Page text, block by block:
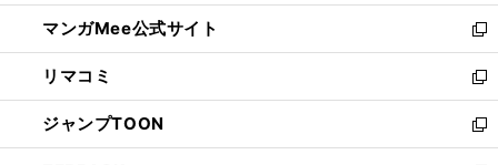
開
く
ン
ド
ウ
で
開
く
ウ
ィ
ン
ド
ウ
で
開
し
い
ウ
ィ
ン
ド
ウ
マンガMee公式サイト
新
し
い
ウ
ィ
ン
リマコミ
新
し
い
ウ
ジャンプTOON
新
し